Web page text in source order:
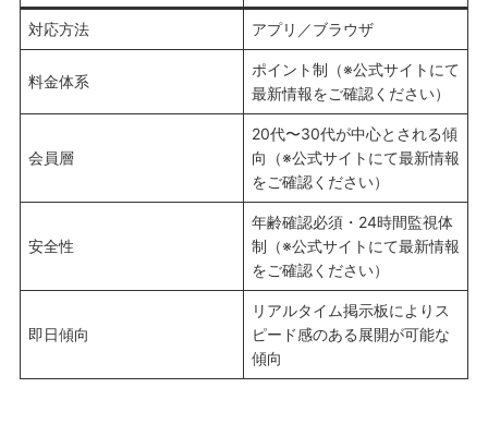
対応方法 アプリ／ブラウザ
料金体系
ポイント制（※公式サイトにて
最新情報をご確認ください）
会員層
20代〜30代が中心とされる傾
向（※公式サイトにて最新情報
をご確認ください）
安全性
年齢確認必須・24時間監視体
制（※公式サイトにて最新情報
をご確認ください）
即日傾向
リアルタイム掲示板によりス
ピード感のある展開が可能な
傾向